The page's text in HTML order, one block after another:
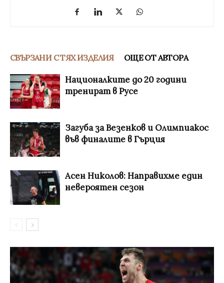
СВЪРЗАНИ С ТЯХ ИЗДЕЛИЯ ОЩЕ ОТ АВТОРА
Националките до 20 години
тренират в Русе
Загуба за Везенков и Олимпиакос
във финалите в Гърция
Асен Николов: Направихме един
невероятен сезон